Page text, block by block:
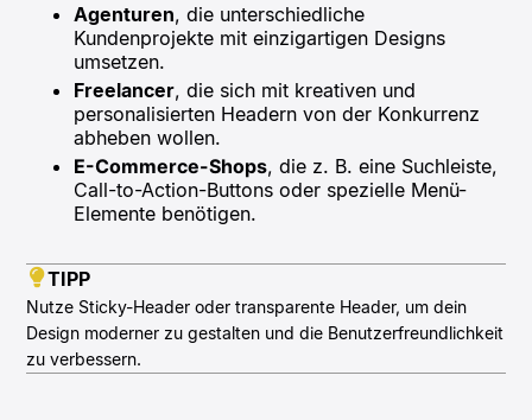
Agenturen, die unterschiedliche
Kundenprojekte mit einzigartigen Designs
umsetzen.
Freelancer, die sich mit kreativen und
personalisierten Headern von der Konkurrenz
abheben wollen.
E-Commerce-Shops, die z. B. eine Suchleiste,
Call-to-Action-Buttons oder spezielle Menü-
Elemente benötigen.
TIPP
Nutze Sticky-Header oder transparente Header, um dein
Design moderner zu gestalten und die Benutzerfreundlichkeit
zu verbessern.